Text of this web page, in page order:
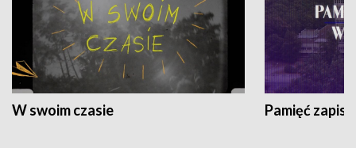
W swoim czasie Pamięć